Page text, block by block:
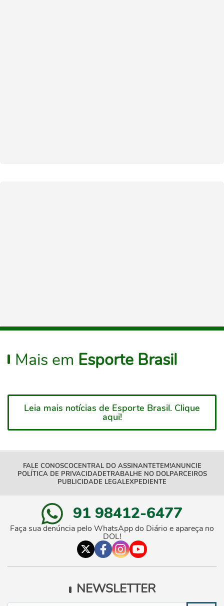
Mais em Esporte Brasil
Leia mais notícias de Esporte Brasil. Clique
aqui!
FALE CONOSCOCENTRAL DO ASSINANTETEM!ANUNCIE
POLÍTICA DE PRIVACIDADETRABALHE NO DOLPARCEIROS
PUBLICIDADE LEGALEXPEDIENTE
91 98412-6477
Faça sua denúncia pelo WhatsApp do Diário e apareça no
DOL!
NEWSLETTER